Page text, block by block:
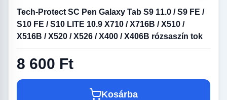
Tech-Protect SC Pen Galaxy Tab S9 11.0 / S9 FE /
S10 FE / S10 LITE 10.9 X710 / X716B / X510 /
X516B / X520 / X526 / X400 / X406B rózsaszín tok
8 600 Ft
Kosárba